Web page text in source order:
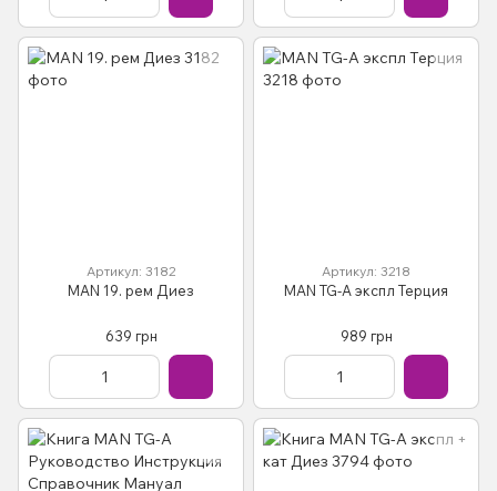
Артикул: 3182
MAN 19. рем Диез
639 грн
Артикул: 3218
MAN TG-A экспл Терция
989 грн